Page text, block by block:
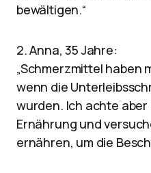
bewältigen.“
2. Anna, 35 Jahre:
„Schmerzmittel haben
wenn die
wurden. Ich achte
Ernährung und
ernähren, um die